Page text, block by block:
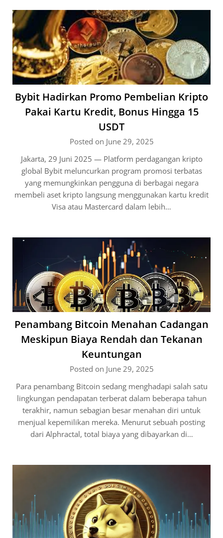
Bybit Hadirkan Promo Pembelian Kripto
Pakai Kartu Kredit, Bonus Hingga 15
USDT
Posted on June 29, 2025
Jakarta, 29 Juni 2025 — Platform perdagangan kripto
global Bybit meluncurkan program promosi terbatas
yang memungkinkan pengguna di berbagai negara
membeli aset kripto langsung menggunakan kartu kredit
Visa atau Mastercard dalam lebih…
Penambang Bitcoin Menahan Cadangan
Meskipun Biaya Rendah dan Tekanan
Keuntungan
Posted on June 29, 2025
Para penambang Bitcoin sedang menghadapi salah satu
lingkungan pendapatan terberat dalam beberapa tahun
terakhir, namun sebagian besar menahan diri untuk
menjual kepemilikan mereka. Menurut sebuah posting
dari Alphractal, total biaya yang dibayarkan di…